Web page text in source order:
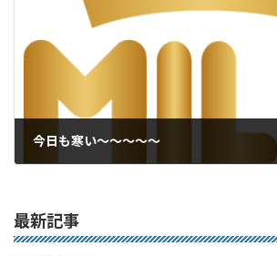
今日も寒い～～～～～
最新記事